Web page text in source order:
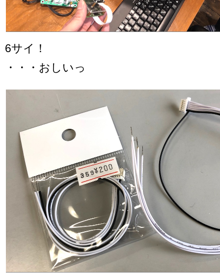
6サイ！
・・・おしいっ